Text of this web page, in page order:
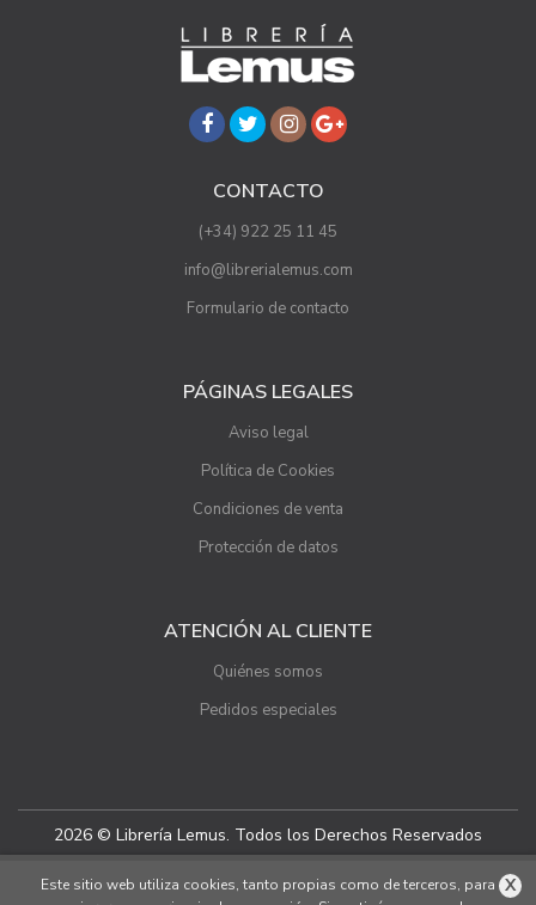
CONTACTO
(+34) 922 25 11 45
info@librerialemus.com
Formulario de contacto
PÁGINAS LEGALES
Aviso legal
Política de Cookies
Condiciones de venta
Protección de datos
ATENCIÓN AL CLIENTE
Quiénes somos
Pedidos especiales
2026 © Librería Lemus. Todos los Derechos Reservados
X
Este sitio web utiliza cookies, tanto propias como de terceros, para